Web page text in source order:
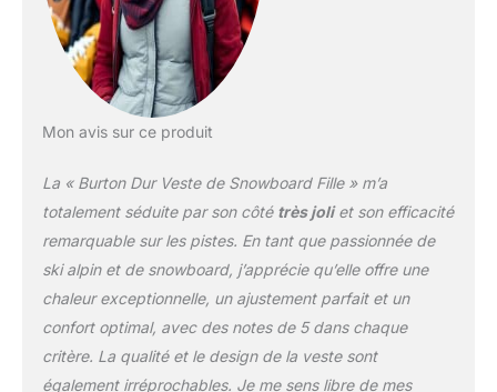
aux endroits importants
protègent du vent et des
intempéries L'isolation
sans volume excessif et
rapidement. Elle a été
certifiée bluesign et est
composée à plus de 90
% de fibres recyclées qui
durée de vie et une
facilité d'entretien.
Doublure en taffetas
Mon avis sur ce produit
La « Burton Dur Veste de Snowboard Fille » m’a
totalement séduite par son côté très joliet son efficacité
remarquable sur les pistes. En tant que passionnée de
ski alpin et de snowboard, j’apprécie qu’elle offre une
chaleur exceptionnelle, un ajustement parfait et un
confort optimal, avec des notes de 5 dans chaque
critère. La qualité et le design de la veste sont
également irréprochables. Je me sens libre de mes